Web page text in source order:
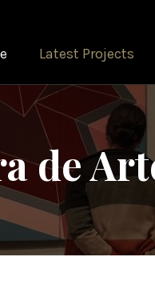
Latest Projects
de